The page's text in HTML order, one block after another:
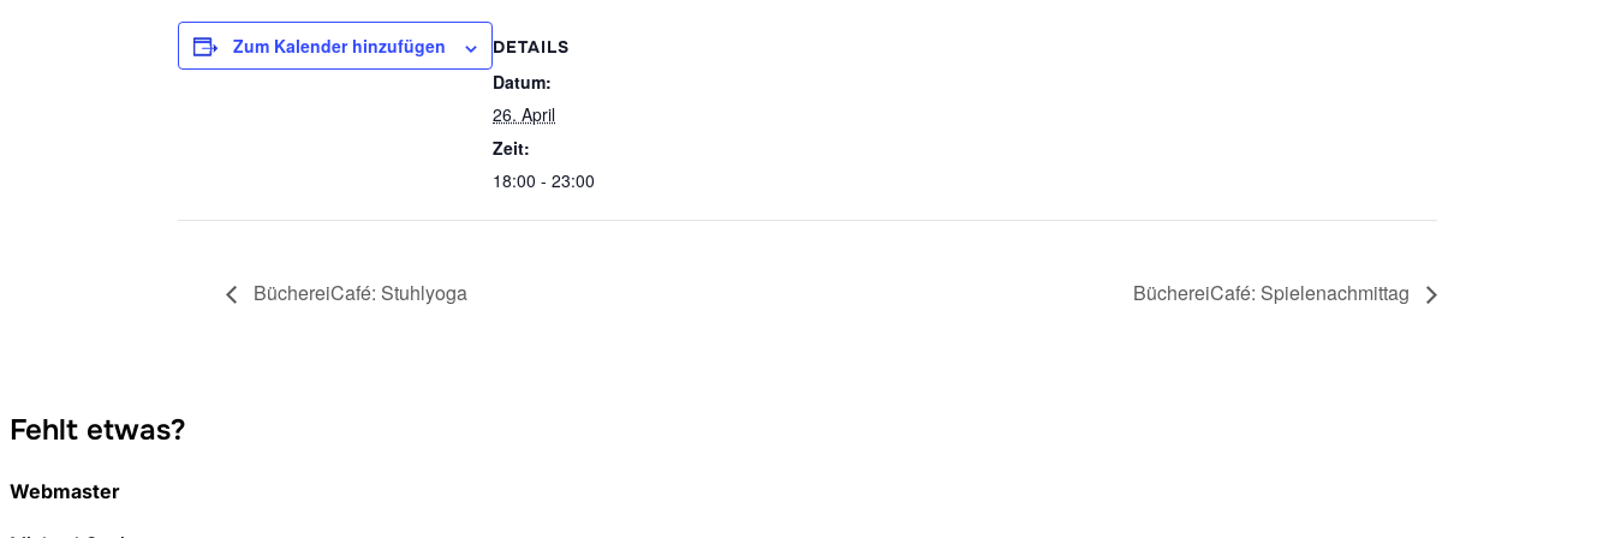
Zum Kalender hinzufügen DETAILS
Datum:
26. April
Zeit:
18:00 - 23:00
BüchereiCafé: Stuhlyoga BüchereiCafé: Spielenachmittag
Fehlt etwas?
Webmaster